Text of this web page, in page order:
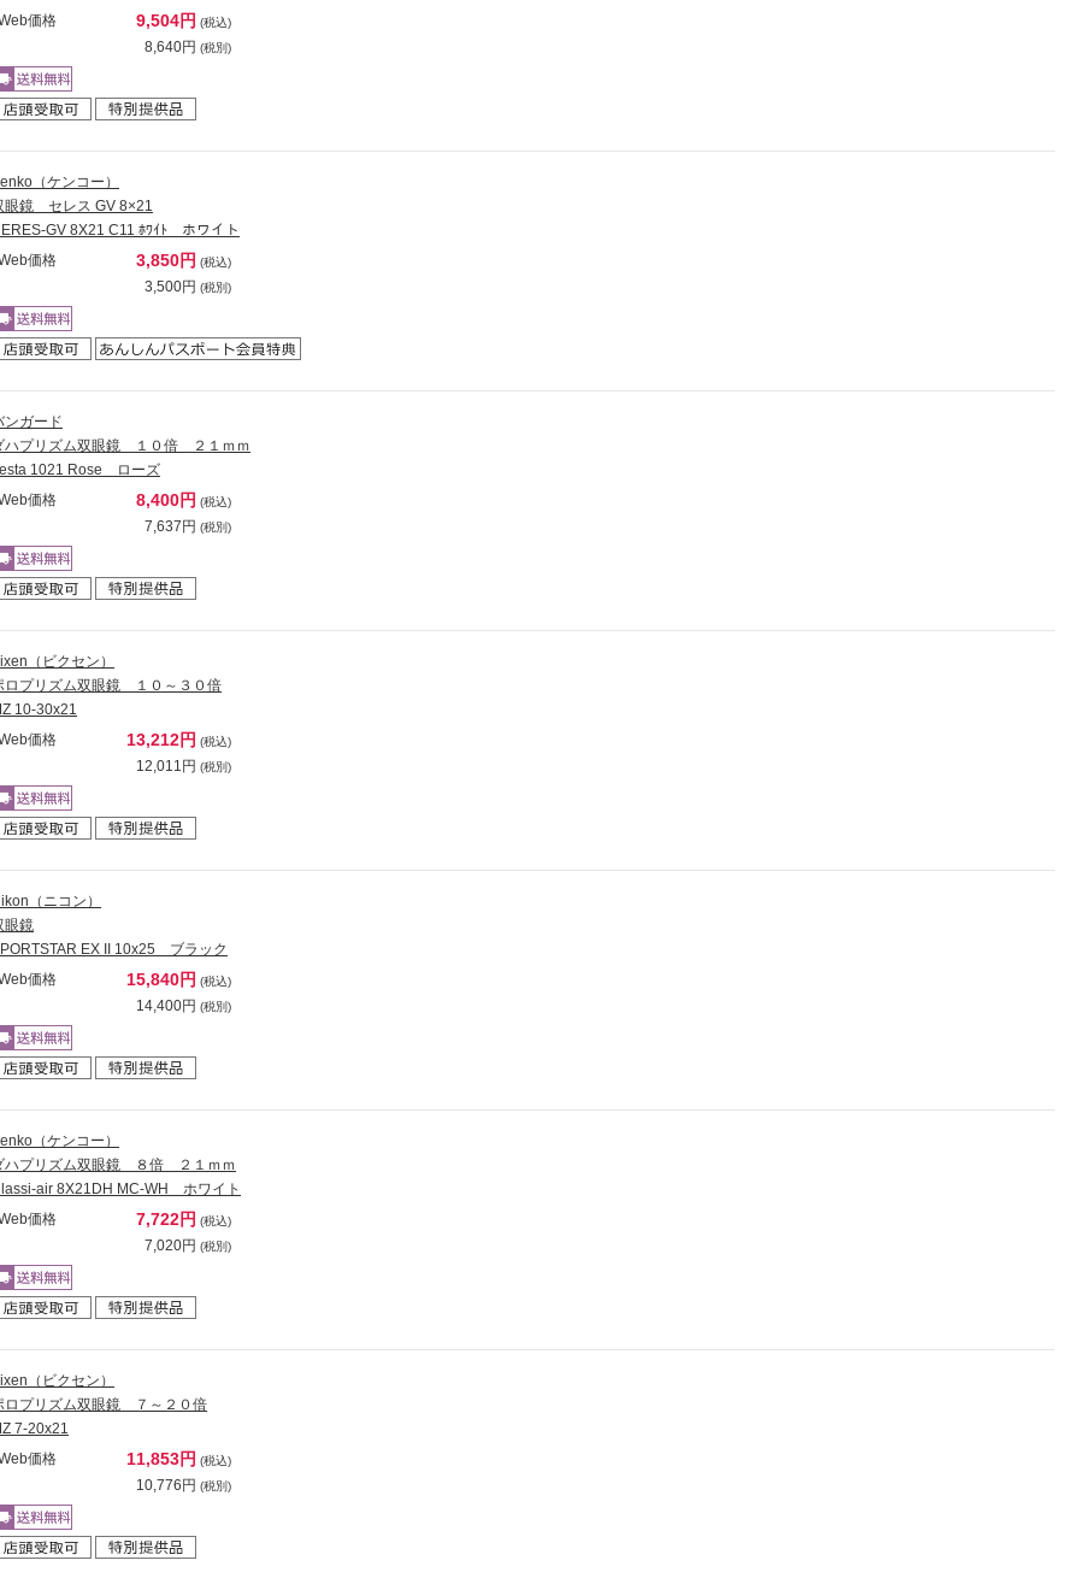
価格
9,504円 (税込)
8,640円 (税別)
（ケンコー）
眼鏡 セレス GV 8×21
GV 8X21 C11 ﾎﾜｲﾄ ホワイト
価格
3,850円 (税込)
3,500円 (税別)
ンガード
ハプリズム双眼鏡 １０倍 ２１ｍｍ
1021 Rose ローズ
価格
8,400円 (税込)
7,637円 (税別)
（ビクセン）
ロプリズム双眼鏡 １０～３０倍
10-30x21
価格
13,212円 (税込)
12,011円 (税別)
（ニコン）
眼鏡
EX II 10x25 ブラック
価格
15,840円 (税込)
14,400円 (税別)
（ケンコー）
ハプリズム双眼鏡 ８倍 ２１ｍｍ
air 8X21DH MC-WH ホワイト
価格
7,722円 (税込)
7,020円 (税別)
（ビクセン）
ロプリズム双眼鏡 ７～２０倍
7-20x21
価格
11,853円 (税込)
10,776円 (税別)